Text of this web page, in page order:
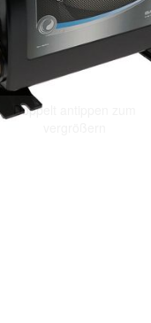
Doppelt antippen zum